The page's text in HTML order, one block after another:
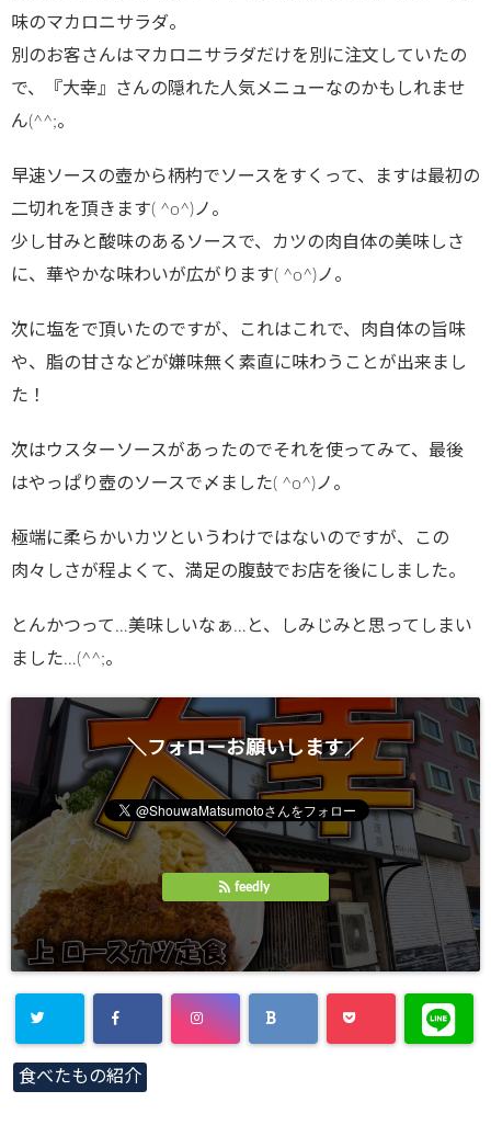
味のマカロニサラダ。
別のお客さんはマカロニサラダだけを別に注文していたの
で、『大幸』さんの隠れた人気メニューなのかもしれませ
ん(^^;。
早速ソースの壺から柄杓でソースをすくって、ますは最初の
二切れを頂きます( ^o^)ノ。
少し甘みと酸味のあるソースで、カツの肉自体の美味しさ
に、華やかな味わいが広がります( ^o^)ノ。
次に塩をで頂いたのですが、これはこれで、肉自体の旨味
や、脂の甘さなどが嫌味無く素直に味わうことが出来まし
た！
次はウスターソースがあったのでそれを使ってみて、最後
はやっぱり壺のソースで〆ました( ^o^)ノ。
極端に柔らかいカツというわけではないのですが、この
肉々しさが程よくて、満足の腹鼓でお店を後にしました。
とんかつって…美味しいなぁ…と、しみじみと思ってしまい
ました…(^^;。
＼フォローお願いします／
feedly
食べたもの紹介